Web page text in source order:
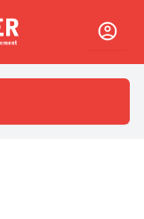
L'essentiel, autrement